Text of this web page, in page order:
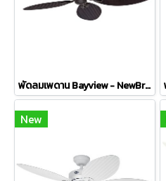
พัดลมเพดาน Bayview - NewBronze
New